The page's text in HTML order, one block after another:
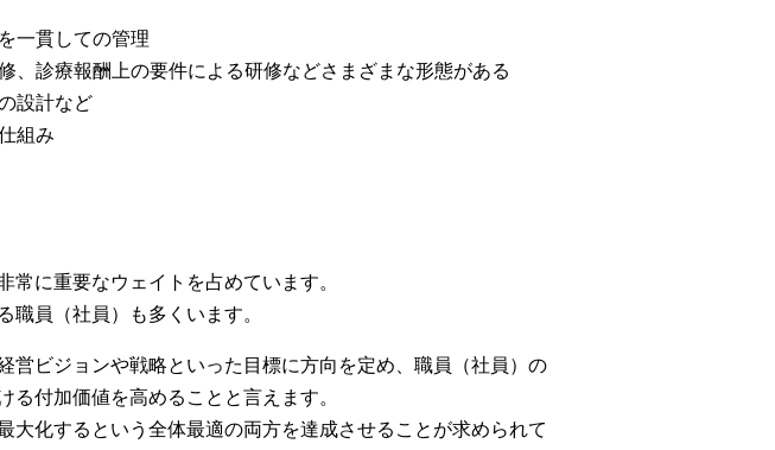
一貫しての管理
、診療報酬上の要件による研修などさまざまな形態がある
設計など
組み
に重要なウェイトを占めています。
職員（社員）も多くいます。
営ビジョンや戦略といった目標に方向を定め、職員（社員）の
付加価値を高めることと言えます。
化するという全体最適の両方を達成させることが求められて